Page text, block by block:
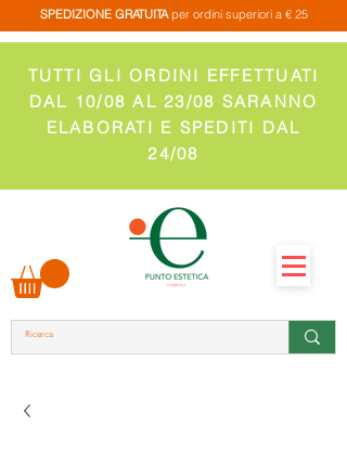
SPEDIZIONE GRATUITAper ordini superiori a € 25
TUTTI GLI ORDINI EFFETTUATI
DAL 10/08 AL 23/08 SARANNO
ELABORATI E SPEDITI DAL
24/08